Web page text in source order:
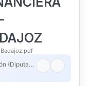
Organismo Autónomo de Recaudación (Diputación de Badajoz)